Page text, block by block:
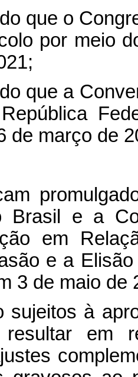
que o
por meio
que a
de março de
Brasil e a
em
e a
3 de maio de
sujeitos à
resultar em